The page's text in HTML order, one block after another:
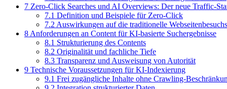
7 Zero-Click Searches und AI Overviews: Der neue Traffic-
7.1 Definition und Beispiele für Zero-Click
7.2 Auswirkungen auf die traditionelle
8 Anforderungen an Content für KI-basierte Suchergebnisse
8.1 Strukturierung des Contents
8.2 Originalität und fachliche Tiefe
8.3 Transparenz und Ausweisung von Autorität
9 Technische Voraussetzungen für KI-Indexierung
9.1 Frei zugängliche Inhalte ohne Crawling-